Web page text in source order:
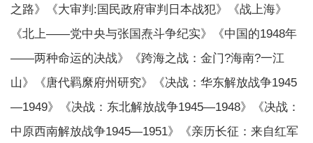
之路》《大审判:国民政府审判日本战犯》《战上海》
《北上——党中央与张国焘斗争纪实》《中国的1948年
——两种命运的决战》《跨海之战：金门?海南?一江
山》《唐代羁縻府州研究》《决战：华东解放战争1945
—1949》《决战：东北解放战争1945—1948》《决战：
中原西南解放战争1945—1951》《亲历长征：来自红军